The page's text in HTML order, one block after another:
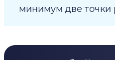
минимум две точки